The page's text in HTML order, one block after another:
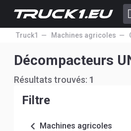
Truck1 Machines agricoles
Décompacteurs
Résultats trouvés: 1
Filtre
Machines agricoles